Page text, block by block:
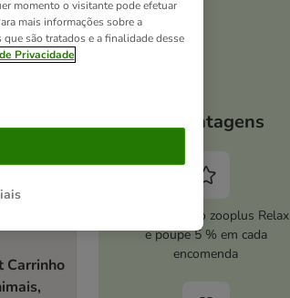
Carrinho
As vantagens
Ative o serviço zooplus Relax
e poupe 5 % em cada
encomenda
momento o visitante pode efetuar
mais informações sobre a
são tratados e a finalidade desse
Privacidade